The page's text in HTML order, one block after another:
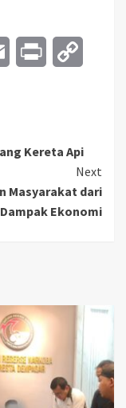
Email Print
Kereta Api
Next
Masyarakat dari
Dampak Ekonomi